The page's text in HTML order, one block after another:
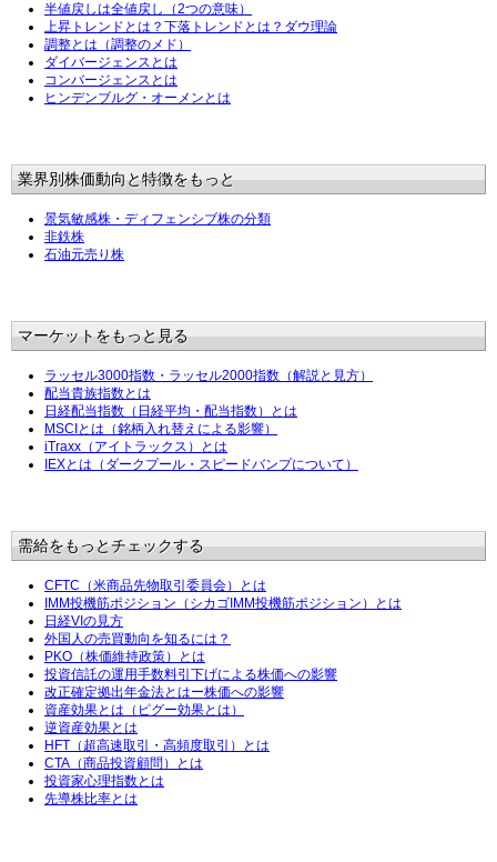
半値戻しは全値戻し（2つの意味）
上昇トレンドとは？下落トレンドとは？ダウ理論
調整とは（調整のメド）
ダイバージェンスとは
コンバージェンスとは
ヒンデンブルグ・オーメンとは
業界別株価動向と特徴をもっと
景気敏感株・ディフェンシブ株の分類
非鉄株
石油元売り株
マーケットをもっと見る
ラッセル3000指数・ラッセル2000指数（解説と見方）
配当貴族指数とは
日経配当指数（日経平均・配当指数）とは
MSCIとは（銘柄入れ替えによる影響）
iTraxx（アイトラックス）とは
IEXとは（ダークプール・スピードバンプについて）
需給をもっとチェックする
CFTC（米商品先物取引委員会）とは
IMM投機筋ポジション（シカゴIMM投機筋ポジション）とは
日経VIの見方
外国人の売買動向を知るには？
PKO（株価維持政策）とは
投資信託の運用手数料引下げによる株価への影響
改正確定拠出年金法とはー株価への影響
資産効果とは（ピグー効果とは）
逆資産効果とは
HFT（超高速取引・高頻度取引）とは
CTA（商品投資顧問）とは
投資家心理指数とは
先導株比率とは